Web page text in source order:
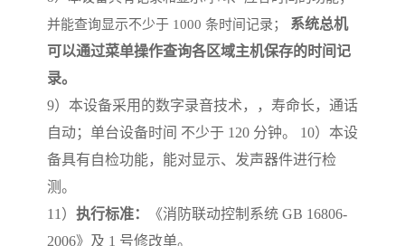
并能查询显示不少于 1000 条时间记录； 系统总机
可以通过菜单操作查询各区域主机保存的时间记
录。
9）本设备采用的数字录音技术，，寿命长，通话
自动；单台设备时间 不少于 120 分钟。 10）本设
备具有自检功能，能对显示、发声器件进行检
测。
11 ） 执行标准： 《消防联动控制系统 GB 16806-
2006》及 1 号修改单。